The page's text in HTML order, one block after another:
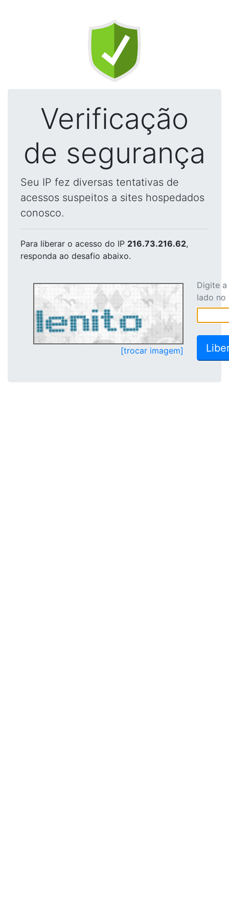
Verificação
de segurança
Seu IP fez diversas tentativas de
acessos suspeitos a sites hospedados
conosco.
Para liberar o acesso do IP 216.73.216.62,
responda ao desafio abaixo.
[trocar imagem]
Digite
lado no